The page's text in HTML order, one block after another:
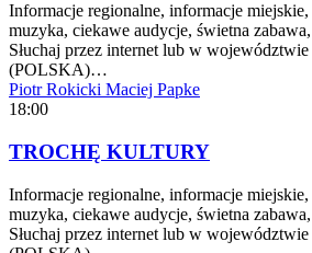
Informacje regionalne, informacje
muzyka, ciekawe audycje, świetna
Słuchaj przez internet lub w
(POLSKA)…
Piotr Rokicki Maciej Papke
18:00
TROCHĘ KULTURY
Informacje regionalne, informacje
muzyka, ciekawe audycje, świetna
Słuchaj przez internet lub w